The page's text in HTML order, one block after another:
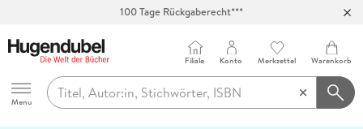
100 Tage Rückgaberecht***
Hugendubel
Menu
Filiale Konto Merkzettel Warenkorb